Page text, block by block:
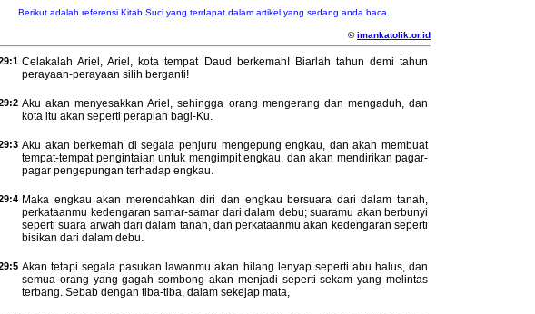
Berikut adalah referensi Kitab Suci yang terdapat dalam artikel yang sedang anda baca.
©imankatolik.or.id
Celakalah Ariel, Ariel, kota tempat Daud berkemah! Biarlah tahun demi tahun
perayaan-perayaan silih berganti!
Aku akan menyesakkan Ariel, sehingga orang mengerang dan mengaduh, dan
kota itu akan seperti perapian bagi-Ku.
Aku akan berkemah di segala penjuru mengepung engkau, dan akan membuat
tempat-tempat pengintaian untuk mengimpit engkau, dan akan mendirikan pagar-
pagar pengepungan terhadap engkau.
Maka engkau akan merendahkan diri dan engkau bersuara dari dalam tanah,
perkataanmu kedengaran samar-samar dari dalam debu; suaramu akan berbunyi
seperti suara arwah dari dalam tanah, dan perkataanmu akan kedengaran seperti
bisikan dari dalam debu.
Akan tetapi segala pasukan lawanmu akan hilang lenyap seperti abu halus, dan
semua orang yang gagah sombong akan menjadi seperti sekam yang melintas
terbang. Sebab dengan tiba-tiba, dalam sekejap mata,